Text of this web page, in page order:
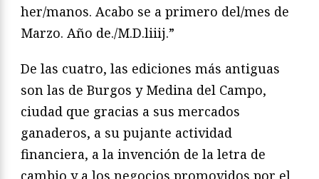
her/manos. Acabo se a primero del/mes de
Marzo. Año de./M.D.liiij.”
De las cuatro, las ediciones más antiguas
son las de Burgos y Medina del Campo,
ciudad que gracias a sus mercados
ganaderos, a su pujante actividad
financiera, a la invención de la letra de
cambio y a los negocios promovidos por el